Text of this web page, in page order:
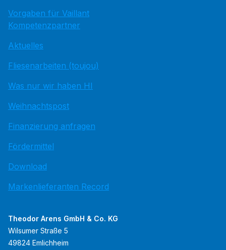
Vorgaben für Vaillant
Kompetenzpartner
Aktuelles
Fliesenarbeiten (toujou)
Was nur wir haben HI
Weihnachtspost
Finanzierung anfragen
Fördermittel
Download
Markenlieferanten Record
Theodor Arens GmbH & Co. KG
Wilsumer Straße 5
49824 Emlichheim